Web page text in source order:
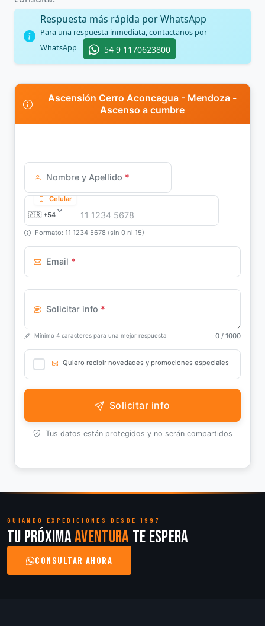
Respuesta más rápida por WhatsApp
Para una respuesta inmediata, contactanos por
WhatsApp
54 9 1170623800
Ascensión Cerro Aconcagua - Mendoza -
Ascenso a cumbre
Nombre y Apellido *
Celular
Formato: 11 1234 5678 (sin 0 ni 15)
Email *
Solicitar info *
Mínimo 4 caracteres para una mejor respuesta 0 / 1000
Quiero recibir novedades y promociones especiales
Solicitar info
Tus datos están protegidos y no serán compartidos
GUIANDO EXPEDICIONES DESDE 1997
Tu próximaaventura te espera
CONSULTAR AHORA